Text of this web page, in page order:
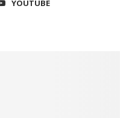
YOUTUBE